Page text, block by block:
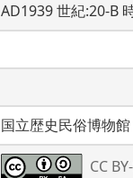
AD1939 世紀:20-B
国立歴史民俗博物館
CC